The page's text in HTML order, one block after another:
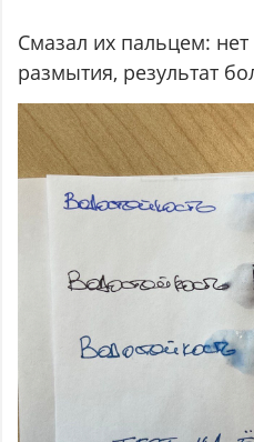
Смазал их пальцем:
размытия, результат